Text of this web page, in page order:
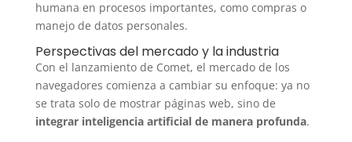
humana en procesos importantes, como compras o
manejo de datos personales.
Perspectivas del mercado y la industria
Con el lanzamiento de Comet, el mercado de los
navegadores comienza a cambiar su enfoque: ya no
se trata solo de mostrar páginas web, sino de
integrar inteligencia artificial de manera profunda.